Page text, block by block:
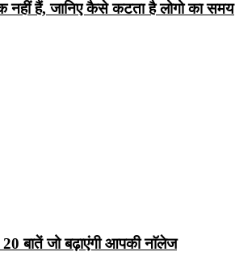
हैं, जानिए कैसे कटता है लोगो का समय
बातें जो बढ़ाएंगी आपकी नाॅलेज